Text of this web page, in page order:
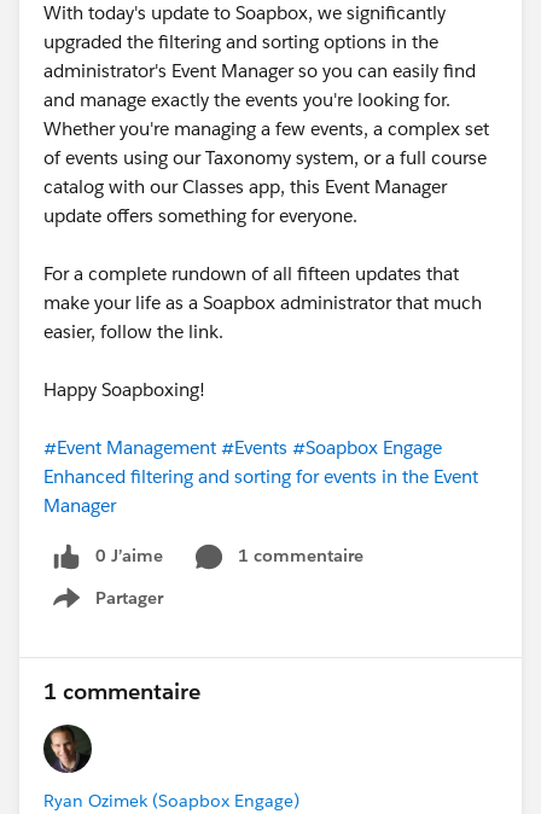
With today's update to Soapbox, we significantly
upgraded the filtering and sorting options in the
administrator's Event Manager so you can easily find
and manage exactly the events you're looking for.
Whether you're managing a few events, a complex set
of events using our Taxonomy system, or a full course
catalog with our Classes app, this Event Manager
update offers something for everyone.
For a complete rundown of all fifteen updates that
make your life as a Soapbox administrator that much
easier, follow the link.
Happy Soapboxing!
#Event Management #Events #Soapbox Engage
Enhanced filtering and sorting for events in the Event
Manager
0 J’aime
1 commentaire
Partager
Show menu
1 commentaire
Ryan Ozimek (Soapbox Engage)